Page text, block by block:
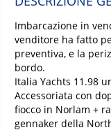
Imbarcazione in
venditore ha fatto
preventiva, e la
bordo.
Italia Yachts 11.98
Accessoriata con
fiocco in Norlam +
gennaker della